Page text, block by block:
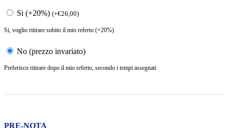
Si (+20%) (+€26,00)
Si, voglio ritirare subito il mio referto (+20%)
No (prezzo invariato)
Preferisco ritirare dopo il mio referto, secondo i tempi assegnati
PRE-NOTA